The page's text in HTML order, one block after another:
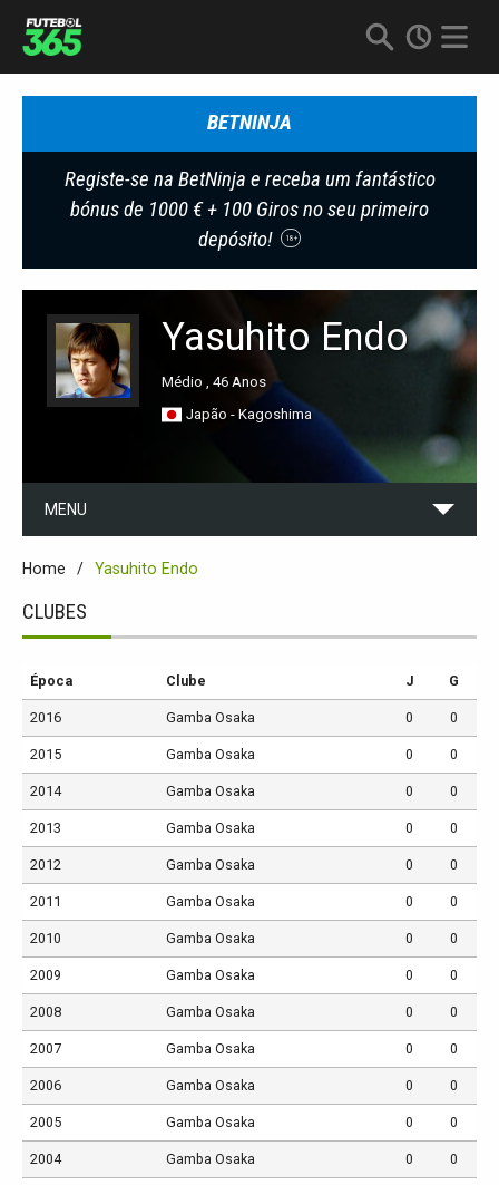
BETNINJA
Registe-se na BetNinja e receba um fantástico
bónus de 1000 € + 100 Giros no seu primeiro
depósito!
18+
Yasuhito Endo
Médio , 46 Anos
Japão - Kagoshima
MENU
Home Yasuhito Endo
CLUBES
Época Clube J G
2016 Gamba Osaka 0 0
2015 Gamba Osaka 0 0
2014 Gamba Osaka 0 0
2013 Gamba Osaka 0 0
2012 Gamba Osaka 0 0
2011 Gamba Osaka 0 0
2010 Gamba Osaka 0 0
2009 Gamba Osaka 0 0
2008 Gamba Osaka 0 0
2007 Gamba Osaka 0 0
2006 Gamba Osaka 0 0
2005 Gamba Osaka 0 0
2004 Gamba Osaka 0 0